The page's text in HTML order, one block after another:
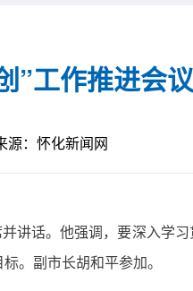
”工作推进会
源：怀化新闻网
讲话。他强调，要深入学
。副市长胡和平参加。